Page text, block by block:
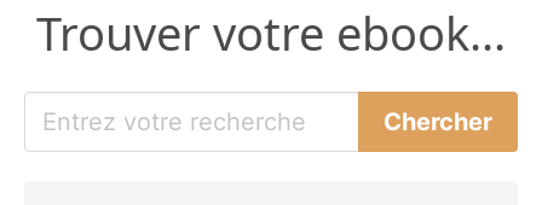
Trouver votre ebook...